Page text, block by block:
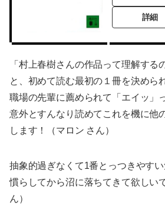
詳細
「村上春樹さんの作品って理解する
と、初めて読む最初の１冊を決めら
職場の先輩に薦められて「エイッ」
意外とすんなり読めてこれを機に他
します！（マロン さん）
抽象的過ぎなくて1番とっつきやす
慣らしてから沼に落ちてきて欲しい
ん）